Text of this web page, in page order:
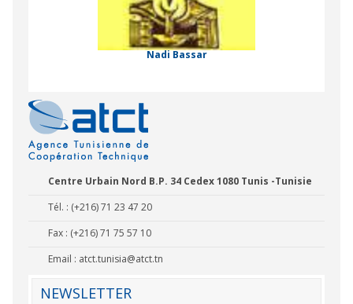
Nadi Bassar
Centre Urbain Nord B.P. 34 Cedex 1080 Tunis -Tunisie
Tél. : (+216) 71 23 47 20
Fax : (+216) 71 75 57 10
Email : atct.tunisia@atct.tn
NEWSLETTER